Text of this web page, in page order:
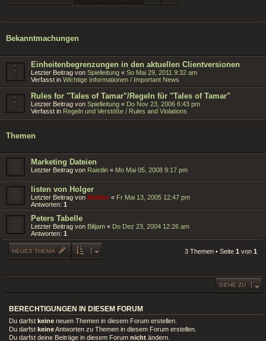
Bekanntmachungen
Einheitenbegrenzungen in den aktuellen Clientversionen
Letzter Beitrag von Spielleitung « So Mai 29, 2011 9:32 am
Verfasst in Wichtige Informationen / Important News
Rules for "Tales of Tamar"/Regeln für "Tales of Tamar"
Letzter Beitrag von Spielleitung « Do Nov 23, 2006 6:43 pm
Verfasst in Regeln und Verstöße / Rules and Violations
Themen
Marketing Dateien
Letzter Beitrag von Raistlin « Mo Mai 05, 2008 9:17 pm
listen von Holger
Letzter Beitrag von Wolfen « Fr Mai 13, 2005 12:47 pm
Antworten: 1
Peters Tabelle
Letzter Beitrag von Bilijam « Do Dez 23, 2004 12:26 am
Antworten: 1
NEUES THEMA 3 Themen • Seite 1 von 1
GEHE ZU
BERECHTIGUNGEN IN DIESEM FORUM
Du darfst keine neuen Themen in diesem Forum erstellen.
Du darfst keineAntworten zu Themen in diesem Forum erstellen.
Du darfst deine Beiträge in diesem Forum nicht ändern.